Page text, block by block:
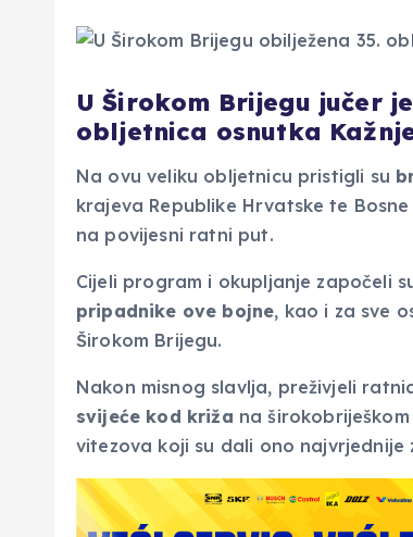
U Širokom Brijegu jučer
obljetnica osnutka
Na ovu veliku obljetnicu pristigli su
krajeva Republike Hrvatske te
na povijesni ratni put.
Cijeli program i okupljanje započeli
pripadnike ove bojne, kao i za sve
Širokom Brijegu.
Nakon misnog slavlja, preživjeli
svijeće kod križa na
vitezova koji su dali ono najvrjednije